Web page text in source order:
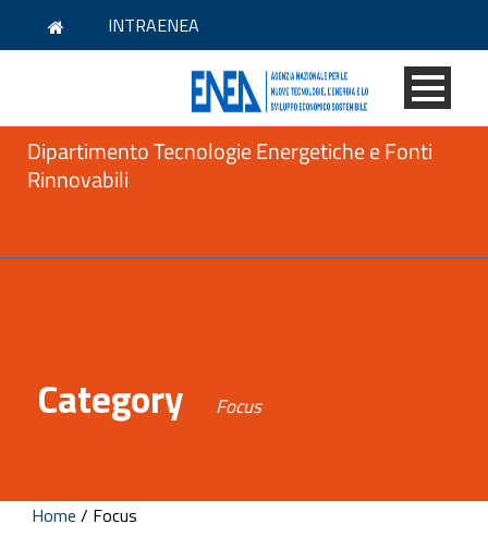
INTRAENEA
Dipartimento Tecnologie Energetiche e Fonti
Rinnovabili
Category Focus
Home / Focus